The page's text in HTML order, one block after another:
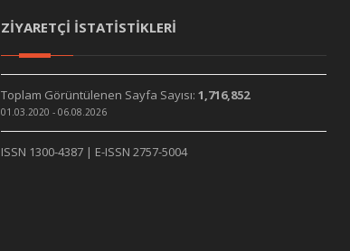
ZİYARETÇİ İSTATİSTİKLERİ
Toplam Görüntülenen Sayfa Sayısı: 1,716,852
01.03.2020 - 06.08.2026
ISSN 1300-4387 | E-ISSN 2757-5004